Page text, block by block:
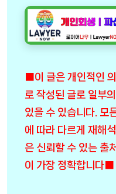
■이 글은 개인적인
로 작성된 글로 일부
있을 수 있습니다. 모
에 따라 다르게 재해
은 신뢰할 수 있는 출
이 가장 정확합니다■